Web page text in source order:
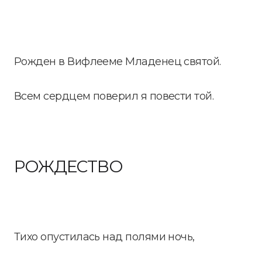
Рожден в Вифлееме Младенец святой.
Всем сердцем поверил я повести той.
РОЖДЕСТВО
Тихо опустилась над полями ночь,